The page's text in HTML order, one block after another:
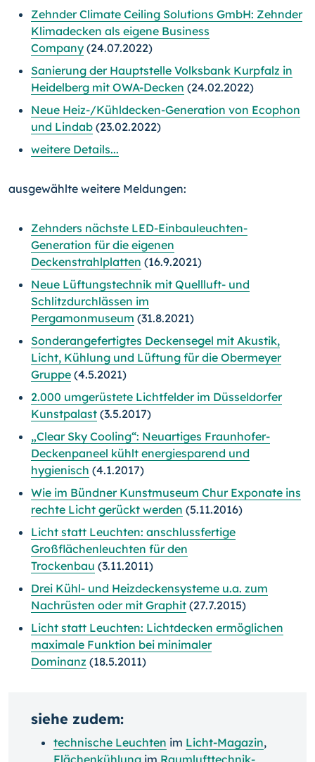
Zehnder Climate Ceiling Solutions GmbH: Zehnder
Klimadecken als eigene Business
Company (24.07.2022)
Sanierung der Hauptstelle Volksbank Kurpfalz in
Heidelberg mit OWA-Decken (24.02.2022)
Neue Heiz-/Kühldecken-Generation von Ecophon
und Lindab (23.02.2022)
weitere Details...
ausgewählte weitere Meldungen:
Zehnders nächste LED-Einbauleuchten-
Generation für die eigenen
Deckenstrahlplatten (16.9.2021)
Neue Lüftungstechnik mit Quellluft- und
Schlitzdurchlässen im
Pergamonmuseum (31.8.2021)
Sonderangefertigtes Deckensegel mit Akustik,
Licht, Kühlung und Lüftung für die Obermeyer
Gruppe (4.5.2021)
2.000 umgerüstete Lichtfelder im Düsseldorfer
Kunstpalast (3.5.2017)
„Clear Sky Cooling“: Neuartiges Fraunhofer-
Deckenpaneel kühlt energiesparend und
hygienisch (4.1.2017)
Wie im Bündner Kunstmuseum Chur Exponate ins
rechte Licht gerückt werden (5.11.2016)
Licht statt Leuchten: anschlussfertige
Großflächenleuchten für den
Trockenbau (3.11.2011)
Drei Kühl- und Heizdeckensysteme u.a. zum
Nachrüsten oder mit Graphit (27.7.2015)
Licht statt Leuchten: Lichtdecken ermöglichen
maximale Funktion bei minimaler
Dominanz (18.5.2011)
siehe zudem:
technische Leuchten im Licht-Magazin,